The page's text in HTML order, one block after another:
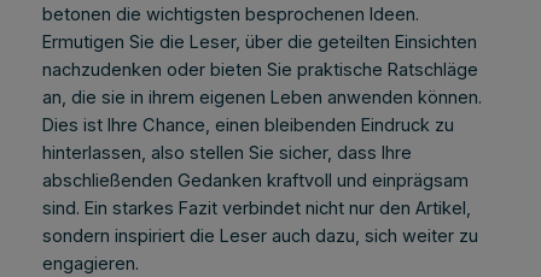
betonen die wichtigsten besprochenen Ideen.
Ermutigen Sie die Leser, über die geteilten Einsichten
nachzudenken oder bieten Sie praktische Ratschläge
an, die sie in ihrem eigenen Leben anwenden können.
Dies ist Ihre Chance, einen bleibenden Eindruck zu
hinterlassen, also stellen Sie sicher, dass Ihre
abschließenden Gedanken kraftvoll und einprägsam
sind. Ein starkes Fazit verbindet nicht nur den Artikel,
sondern inspiriert die Leser auch dazu, sich weiter zu
engagieren.